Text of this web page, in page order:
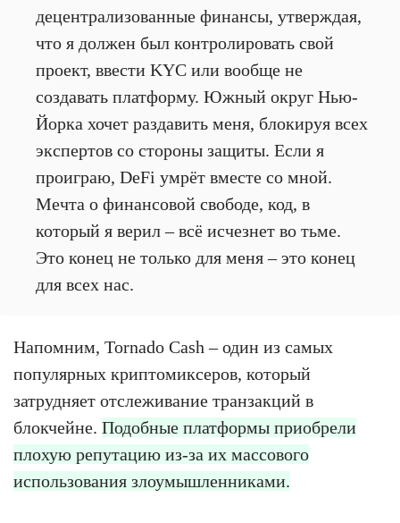
децентрализованные финансы, утверждая,
что я должен был контролировать свой
проект, ввести KYC или вообще не
создавать платформу. Южный округ Нью-
Йорка хочет раздавить меня, блокируя всех
экспертов со стороны защиты. Если я
проиграю, DeFi умрёт вместе со мной.
Мечта о финансовой свободе, код, в
который я верил – всё исчезнет во тьме.
Это конец не только для меня – это конец
для всех нас.
Напомним, Tornado Cash – один из самых
популярных криптомиксеров, который
затрудняет отслеживание транзакций в
блокчейне. Подобные платформы приобрели
плохую репутацию из-за их массового
использования злоумышленниками.